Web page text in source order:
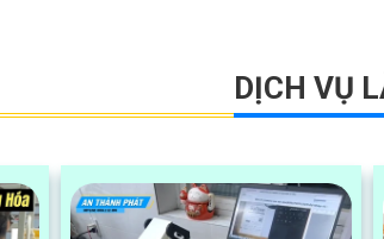
DỊCH VỤ